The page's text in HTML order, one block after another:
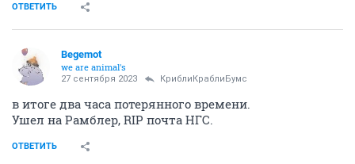
ОТВЕТИТЬ
Begemot
we are animal's
27 сентября 2023 КриблиКраблиБумс
в итоге два часа потерянного времени.
Ушел на Рамблер, RIP почта НГС.
ОТВЕТИТЬ